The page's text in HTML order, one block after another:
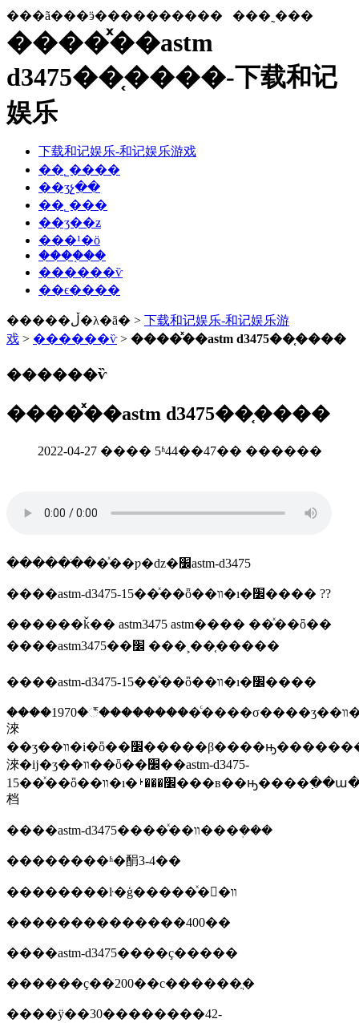
���ã���ӭ���������� ���˷���
����ͯ��astm
d3475��֤����-下载和记
娱乐
下载和记娱乐-和记娱乐游戏
��˾����
��ʒչ��
��˾���
��ʒ��ƶ
���¹�ӧ
����֤��
������ѷ
��ϵ����
�����ڵ�λ�ã� > 下载和记娱乐-和记娱乐游
戏 > ������ѷ> ����ͯ��astm d3475��֤����
������ѷ
����ͯ��astm d3475��֤����
2022-04-27 ���� 5ʱ44��47�� ������
������ֹ��ͯ��ƿ�ǳ�׼astm-d3475
����astm-d3475-15��ͯ��ȫ��װ�ı�׼���� ??
������ǩ�� astm3475 astm���� ��ͯ��ȫ��
����astm3475��׼ ���ࣺ ��֤�����
����astm-d3475-15��ͯ��ȫ��װ�ı�׼����
����1970�꣬���������ͨ����σ����ʒ��װ��������ȩ�������ѳ�ʒ��ȫίա�����
淶
��ʒ��װ�i�ȫ��׼�����β����ԣ��������ѳ�ʒ��ȫίա��
淶�ĳ�ʒ��װ��ȫ��׼��astm-d3475-
15��ͯ��ȫ��װ�ı�׼���ࡷ���в��ԣ����߲��ա��
档
����astm-d3475����ͯ��װ���ܲ���
��������ʱ�䣺3-4��
��������ŀ�ģ�����ͯ�򿪰�װ
��������������400��
����astm-d3475����ҫ�����
������ҫ��200��с������ֲ�
����ÿ��30��������42-